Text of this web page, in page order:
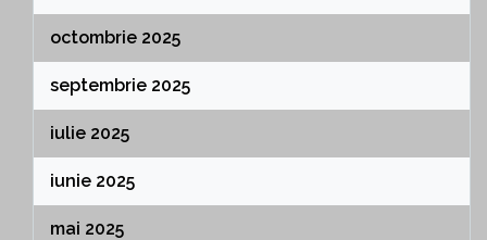
octombrie 2025
septembrie 2025
iulie 2025
iunie 2025
mai 2025